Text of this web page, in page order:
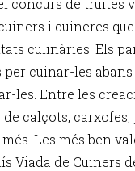
concurs de truites
i cuineres
culinàries. Els
cuinar-les abans
les. Entre les
calçots, carxofes,
Les més ben
Viada de Cuiners